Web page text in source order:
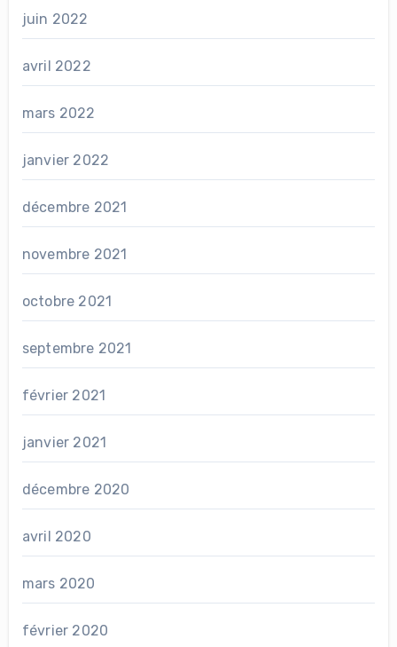
juin 2022
avril 2022
mars 2022
janvier 2022
décembre 2021
novembre 2021
octobre 2021
septembre 2021
février 2021
janvier 2021
décembre 2020
avril 2020
mars 2020
février 2020